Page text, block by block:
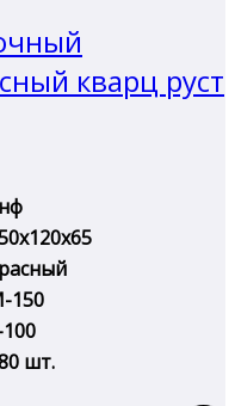
кварц руст
150
100
шт.